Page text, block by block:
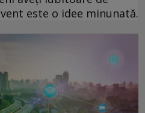
este o idee minunată.